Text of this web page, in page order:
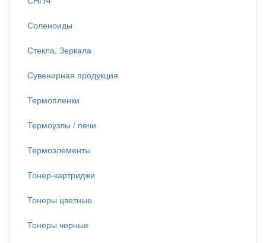
Соленоиды
Стекла, Зеркала
Сувенирная продукция
Термопленки
Термоузлы / печи
Термоэлементы
Тонер-картриджи
Тонеры цветные
Тонеры черные